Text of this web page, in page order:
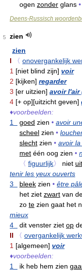
ogen zonder glans •
Deens-Russisch
5
zien
zien
I
〈 onovergankelijk
1 [niet blind zijn] voir
2 [kijken] regarder
3 [er uitzien] avoir l'air
4 [+ op][uitzicht geven]
♦voorbeelden:
1
goed zien • avoir
scheel zien •
slecht zien • avoir
met één oog zien •
〈 figuurlijk〉 niet uit
tenir les yeux ouverts
3
bleek zien • être
het ziet zwart van
zo te zien gaat het
mieux
4
dit venster ziet op
II
〈 overgankelijk
1 [algemeen] voir
♦voorbeelden:
1
ik heb hem zien